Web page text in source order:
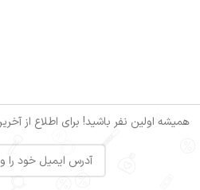
همیشه اولین نفر باشید! برای اطلاع از